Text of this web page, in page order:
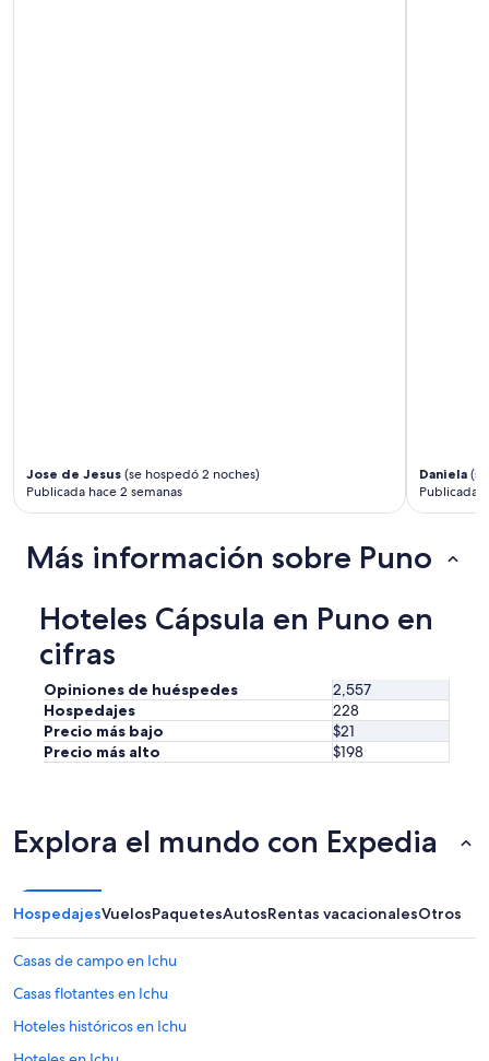
Jose de Jesus (se hospedó 2 noches)
Publicada hace 2 semanas
Daniela
Publicada
Más información sobre Puno
Hoteles Cápsula en Puno en
cifras
Opiniones de huéspedes
2,557
Hospedajes
228
Precio más bajo
$21
Precio más alto
$198
Explora el mundo con Expedia
HospedajesVuelosPaquetesAutosRentas vacacionalesOtros
Casas de campo en Ichu
Casas flotantes en Ichu
Hoteles históricos en Ichu